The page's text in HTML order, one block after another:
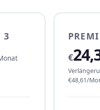
3
€
€48,61/